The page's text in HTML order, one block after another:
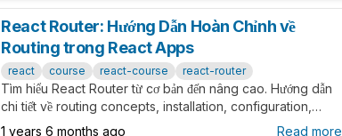
cậy.
React Router: Hướng Dẫn Hoàn Chỉnh về
Routing trong React Apps
react course react-course react-router
Tìm hiểu React Router từ cơ bản đến nâng cao. Hướng dẫn
chi tiết về routing concepts, installation, configuration,
navigation, data loading, và best practices cho modern
1 years 6 months ago Read more